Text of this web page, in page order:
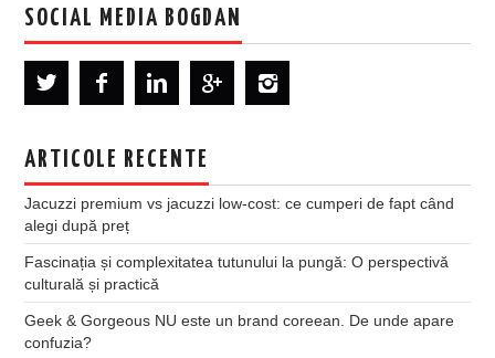
SOCIAL MEDIA BOGDAN
ARTICOLE RECENTE
Jacuzzi premium vs jacuzzi low-cost: ce cumperi de fapt când
alegi după preț
Fascinația și complexitatea tutunului la pungă: O perspectivă
culturală și practică
Geek & Gorgeous NU este un brand coreean. De unde apare
confuzia?